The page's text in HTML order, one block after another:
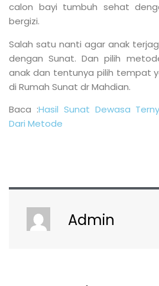
calon bayi tumbuh sehat
bergizi.
Salah satu nanti agar anak
dengan Sunat. Dan pilih
anak dan tentunya pilih tempat
di Rumah Sunat dr Mahdian.
Baca :Hasil Sunat Dewasa
Dari Metode
Admin